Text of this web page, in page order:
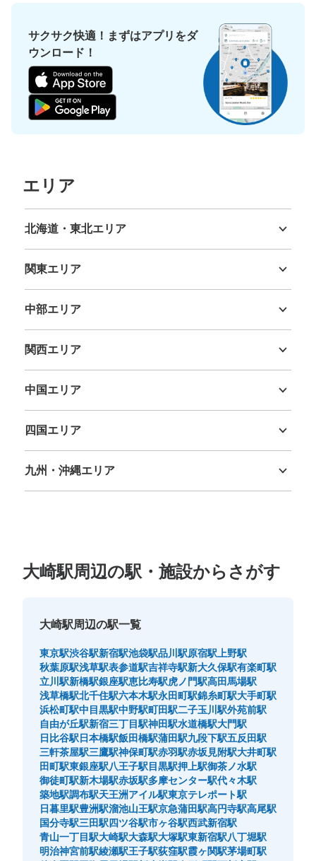
保管できる荷物数
大:2/ ¥700中:8/ ¥500
支払い方法
現金, ICカード
このコインロッカーの位置を見る
サクサク快適！まずはアプリをダ
ウンロード！
エリア
北海道・東北エリア
関東エリア
中部エリア
関西エリア
中国エリア
四国エリア
九州・沖縄エリア
大崎駅周辺の駅・施設からさがす
大崎駅周辺の駅一覧
東京駅渋谷駅新宿駅池袋駅品川駅原宿駅 上野駅
秋葉原駅浅草駅表参道駅吉祥寺駅新大久保駅有楽町駅
立川駅新橋駅銀座駅恵比寿駅虎ノ門駅高田馬場駅
浅草橋駅北千住駅六本木駅永田町駅錦糸町駅大手町駅
浜松町駅中目黒駅中野駅町田駅二子玉川駅外苑前駅
自由が丘駅新宿三丁目駅神田駅水道橋駅大門駅
日比谷駅日本橋駅飯田橋駅蒲田駅九段下駅五反田駅
三軒茶屋駅三鷹駅神保町駅赤羽駅赤坂見附駅大井町駅
田町駅東銀座駅八王子駅目黒駅押上駅御茶ノ水駅
御徒町駅新木場駅赤坂駅多摩センター駅代々木駅
築地駅調布駅天王洲アイル駅東京テレポート駅
日暮里駅豊洲駅溜池山王駅京急蒲田駅高円寺駅高尾駅
国分寺駅三田駅四ツ谷駅市ヶ谷駅西武新宿駅
青山一丁目駅大崎駅大森駅大塚駅東新宿駅八丁堀駅
明治神宮前駅綾瀬駅王子駅荻窪駅霞ヶ関駅茅場町駅